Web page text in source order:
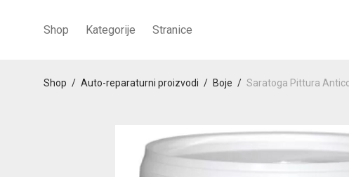
Shop Kategorije Stranice
Shop / Auto-reparaturni proizvodi / Boje / Saratoga Pittura